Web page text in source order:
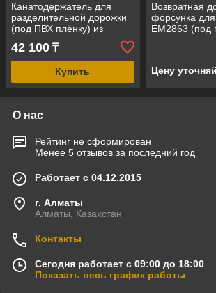
Канатодержатель для
разделительной дорожки
(под ПВХ плёнку) из
нержавеющей стали для
бассейна
42 100 ₸
Купить
Возвратная
форсунка
EM2863 (под
Цену
О нас
Рейтинг не сформирован
Менее 5 отзывов за последний год
Работает с 04.12.2015
г. Алматы
Алматы, Казахстан
Контакты
Сегодня работает с 09:00 до 18:00
Показать весь график работы